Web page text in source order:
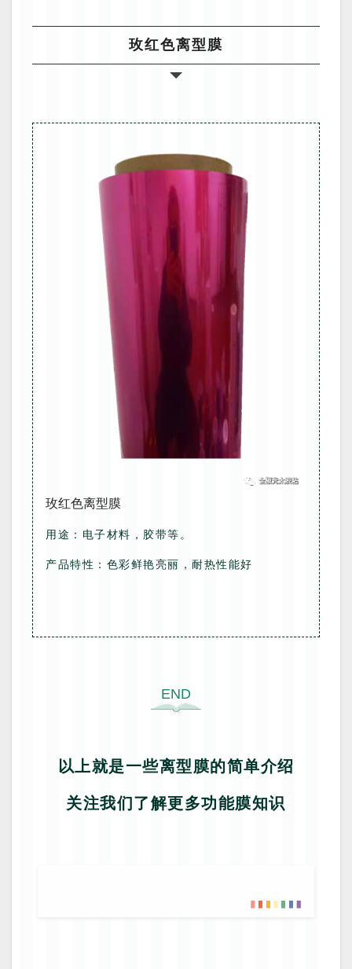
玫红色离型膜
玫红色离型膜
用途：电子材料，胶带等。
产品特性：色彩鲜艳亮丽，耐热性能好
END
以上就是一些离型膜的简单介绍
关注我们了解更多功能膜知识